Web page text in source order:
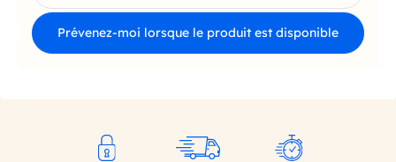
Prévenez-moi lorsque le produit est disponible